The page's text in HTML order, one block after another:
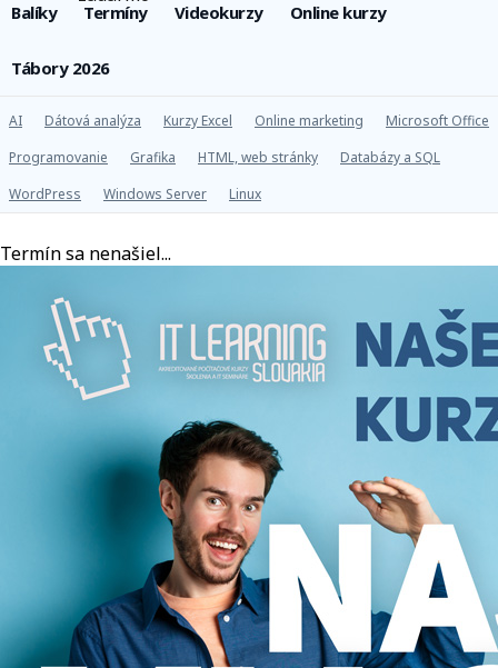
Balíky Termíny Videokurzy Online kurzy
Tábory 2026
AI Dátová analýza Kurzy Excel Online marketing
Microsoft Office
Programovanie
Grafika HTML, web stránky
Databázy a SQL
WordPress
Windows Server Linux
Termín sa nenašiel...